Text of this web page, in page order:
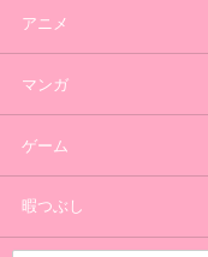
アニメ
マンガ
ゲーム
暇つぶし